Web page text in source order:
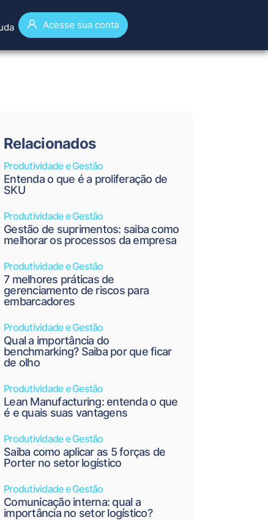
Acesse sua conta
Relacionados
Produtividade e Gestão
Entenda o que é a proliferação de
SKU
Produtividade e Gestão
Gestão de suprimentos: saiba como
melhorar os processos da empresa
Produtividade e Gestão
7 melhores práticas de
gerenciamento de riscos para
embarcadores
Produtividade e Gestão
Qual a importância do
benchmarking? Saiba por que ficar
de olho
Produtividade e Gestão
Lean Manufacturing: entenda o que
é e quais suas vantagens
Produtividade e Gestão
Saiba como aplicar as 5 forças de
Porter no setor logístico
Produtividade e Gestão
Comunicação interna: qual a
importância no setor logístico?